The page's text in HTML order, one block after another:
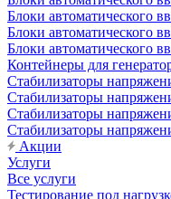
Блоки автоматического
Блоки автоматического
Блоки автоматического
Контейнеры для
Стабилизаторы
Стабилизаторы
Стабилизаторы
Стабилизаторы
Акции
Услуги
Все услуги
Тестирование под